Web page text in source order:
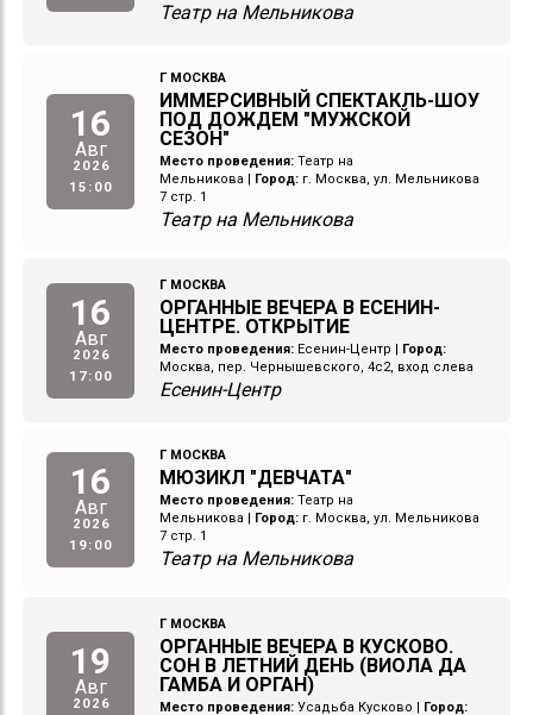
Театр на Мельникова
16
Авг
2026
15:00
Г МОСКВА
ИММЕРСИВНЫЙ СПЕКТАКЛЬ-ШОУ
ПОД ДОЖДЕМ "МУЖСКОЙ
СЕЗОН"
Место проведения: Театр на
Мельникова
Город: г. Москва, ул. Мельникова
7 стр. 1
Театр на Мельникова
16
Авг
2026
17:00
Г МОСКВА
ОРГАННЫЕ ВЕЧЕРА В ЕСЕНИН-
ЦЕНТРЕ. ОТКРЫТИЕ
Место проведения: Есенин-Центр
Город:
Москва, пер. Чернышевского, 4с2, вход слева
Есенин-Центр
16
Авг
2026
19:00
Г МОСКВА
МЮЗИКЛ "ДЕВЧАТА"
Место проведения: Театр на
Мельникова
Город: г. Москва, ул. Мельникова
7 стр. 1
Театр на Мельникова
19
Авг
2026
Г МОСКВА
ОРГАННЫЕ ВЕЧЕРА В КУСКОВО.
СОН В ЛЕТНИЙ ДЕНЬ (ВИОЛА ДА
ГАМБА И ОРГАН)
Место проведения: Усадьба Кусково Город: